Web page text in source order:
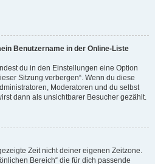
Benutzername in der Online-Liste
du in den Einstellungen eine Option
Sitzung verbergen“. Wenn du diese
Moderatoren und du selbst
dann als unsichtbarer Besucher gezählt.
Zeit nicht deiner eigenen Zeitzone.
Bereich“ die für dich passende